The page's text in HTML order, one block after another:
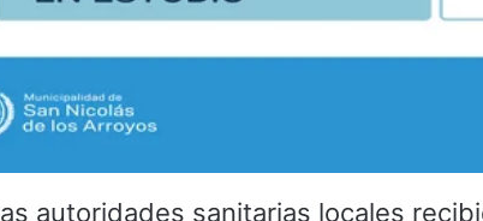
as autoridades sanitarias locales